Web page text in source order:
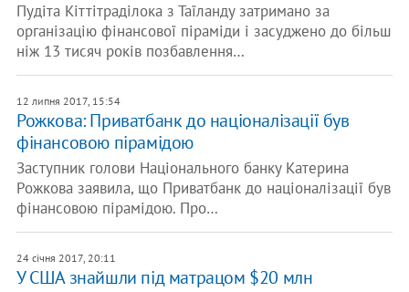
Пудіта Кіттітраділока з Таїланду затримано за
організацію фінансової піраміди і засуджено до більш
ніж 13 тисяч років позбавлення…
12 липня 2017, 15:54
Рожкова: Приватбанк до націоналізації був
фінансовою пірамідою
Заступник голови Національного банку Катерина
Рожкова заявила, що Приватбанк до націоналізації був
фінансовою пірамідою. Про…
24 січня 2017, 20:11
У США знайшли під матрацом $20 млн